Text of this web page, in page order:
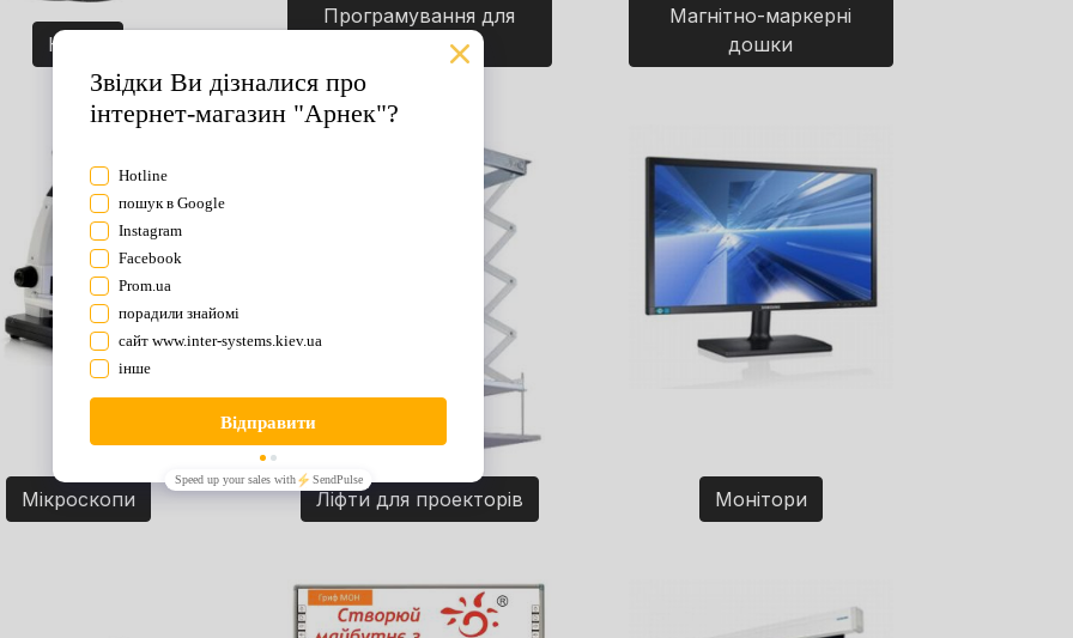
Кабелі
Програмування для
дітей. Ігри.
Магнітно-маркерні
дошки
Мікроскопи Ліфти для проекторів Монітори